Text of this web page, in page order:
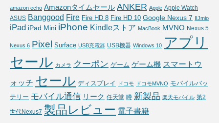
amazon echo Amazonタイムセール ANKER Apple Apple Watch
ASUS Banggood Fire Fire HD 8 Fire HD 10 Google Nexus 7 IIJmio
iPad iPad Mini iPhone Kindleストア MacBook MVNO Nexus 5
Nexus 6 Pixel Surface USB充電器 USB機器 Windows 10 アプリ
セール カメラ クーポン ゲーム ゲーム機 スマートウ
ォッチ セール ディスプレイ ドコモ ドコモMVNO モバイルバッ
テリー モバイル通信 リーク 任天堂 噂 新製品 楽天モバイル 第2
世代Nexus7 製品レビュー 電子書籍